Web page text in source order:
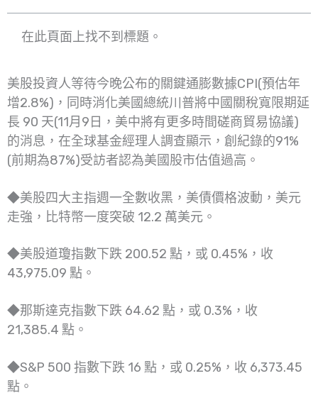
在此頁面上找不到標題。
美股投資人等待今晚公布的關鍵通膨數據CPI(預估年
增2.8%)，同時消化美國總統川普將中國關稅寬限期延
長 90 天(11月9日，美中將有更多時間磋商貿易協議)
的消息，在全球基金經理人調查顯示，創紀錄的91%
(前期為87%)受訪者認為美國股市估值過高。
◆美股四大主指週一全數收黑，美債價格波動，美元
走強，比特幣一度突破 12.2 萬美元。
◆美股道瓊指數下跌 200.52 點，或 0.45%，收
43,975.09 點。
◆那斯達克指數下跌 64.62 點，或 0.3%，收
21,385.4 點。
◆S&P 500 指數下跌 16 點，或 0.25%，收 6,373.45
點。